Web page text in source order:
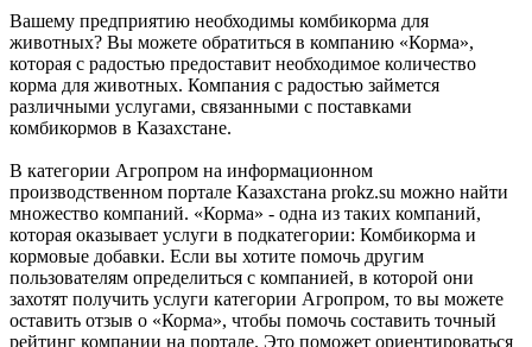
Вашему предприятию необходимы комбикорма для
животных? Вы можете обратиться в компанию «Корма»,
которая с радостью предоставит необходимое количество
корма для животных. Компания с радостью займется
различными услугами, связанными с поставками
комбикормов в Казахстане.
В категории Агропром на информационном
производственном портале Казахстана prokz.su можно найти
множество компаний. «Корма» - одна из таких компаний,
которая оказывает услуги в подкатегории: Комбикорма и
кормовые добавки. Если вы хотите помочь другим
пользователям определиться с компанией, в которой они
захотят получить услуги категории Агропром, то вы можете
оставить отзыв о «Корма», чтобы помочь составить точный
рейтинг компании на портале. Это поможет ориентироваться